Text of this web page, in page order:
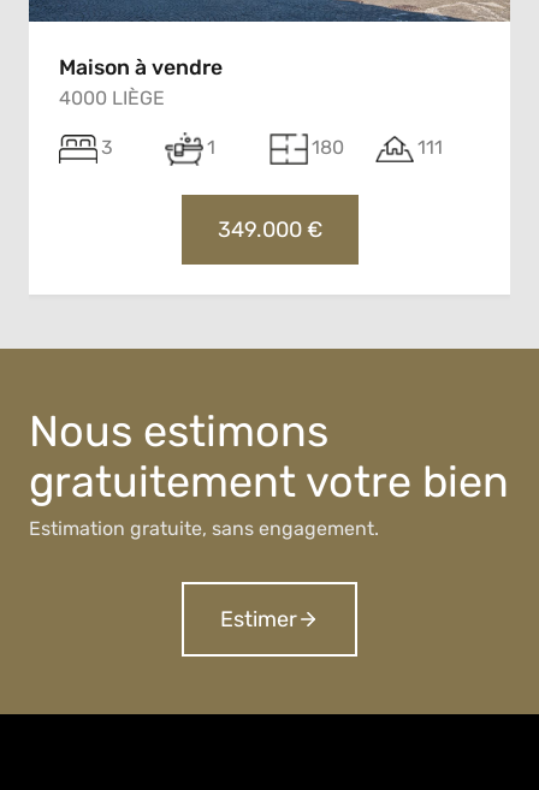
Maison à vendre
4000 LIÈGE
3 1 180 111
349.000 €
Nous estimons
gratuitement votre bien
Estimation gratuite, sans engagement.
Estimer